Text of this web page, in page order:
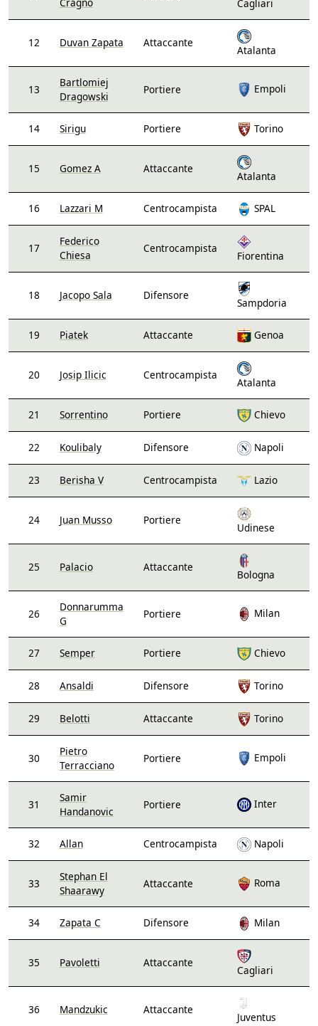
Cagliari
12 Duvan Zapata Attaccante
Atalanta
13
Bartlomiej
Dragowski
Portiere Empoli
14 Sirigu Portiere Torino
15 Gomez A Attaccante
Atalanta
16 Lazzari M Centrocampista SPAL
17
Federico
Chiesa
Centrocampista
Fiorentina
18 Jacopo Sala Difensore
Sampdoria
19 Piatek Attaccante Genoa
20 Josip Ilicic Centrocampista
Atalanta
21 Sorrentino Portiere Chievo
22 Koulibaly Difensore Napoli
23 Berisha V Centrocampista Lazio
24 Juan Musso Portiere
Udinese
25 Palacio Attaccante
Bologna
26
Donnarumma
G
Portiere Milan
27 Semper Portiere Chievo
28 Ansaldi Difensore Torino
29 Belotti Attaccante Torino
30
Pietro
Terracciano
Portiere Empoli
31
Samir
Handanovic
Portiere Inter
32 Allan Centrocampista Napoli
33
Stephan El
Shaarawy
Attaccante Roma
34 Zapata C Difensore Milan
35 Pavoletti Attaccante
Cagliari
36 Mandzukic Attaccante
Juventus